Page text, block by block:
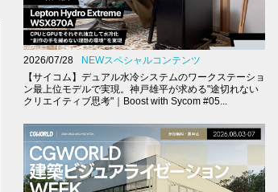
2026/07/28
NEWスペシャルコンテンツ
【サイコム】デュアル水冷システムのワークステーショ
ン最上位モデルで実現。神戸雄平が求める"途切れない
クリエイティブ思考"｜Boost with Sycom #05...